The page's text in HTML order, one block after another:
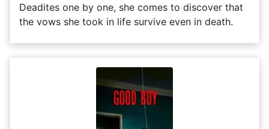
Deadites one by one, she comes to discover that
the vows she took in life survive even in death.